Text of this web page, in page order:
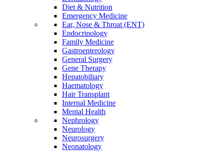
Diet & Nutrition
Emergency Medicine
Ear, Nose & Throat (ENT)
Endocrinology
Family Medicine
Gastroenterology
General Surgery
Gene Therapy
Hepatobiliary
Haematology
Hair Transplant
Internal Medicine
Mental Health
Nephrology
Neurology
Neurosurgery
Neonatology